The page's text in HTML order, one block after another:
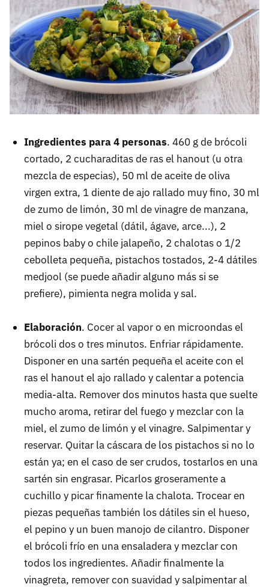
Ingredientes para 4 personas. 460 g de brócoli
cortado, 2 cucharaditas de ras el hanout (u otra
mezcla de especias), 50 ml de aceite de oliva
virgen extra, 1 diente de ajo rallado muy fino, 30 ml
de zumo de limón, 30 ml de vinagre de manzana,
miel o sirope vegetal (dátil, ágave, arce...), 2
pepinos baby o chile jalapeño, 2 chalotas o 1/2
cebolleta pequeña, pistachos tostados, 2-4 dátiles
medjool (se puede añadir alguno más si se
prefiere), pimienta negra molida y sal.
Elaboración. Cocer al vapor o en microondas el
brócoli dos o tres minutos. Enfriar rápidamente.
Disponer en una sartén pequeña el aceite con el
ras el hanout el ajo rallado y calentar a potencia
media-alta. Remover dos minutos hasta que suelte
mucho aroma, retirar del fuego y mezclar con la
miel, el zumo de limón y el vinagre. Salpimentar y
reservar. Quitar la cáscara de los pistachos si no lo
están ya; en el caso de ser crudos, tostarlos en una
sartén sin engrasar. Picarlos groseramente a
cuchillo y picar finamente la chalota. Trocear en
piezas pequeñas también los dátiles sin el hueso,
el pepino y un buen manojo de cilantro. Disponer
el brócoli frío en una ensaladera y mezclar con
todos los ingredientes. Añadir finalmente la
vinagreta, remover con suavidad y salpimentar al